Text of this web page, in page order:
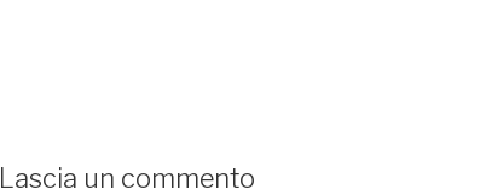
Lascia un commento